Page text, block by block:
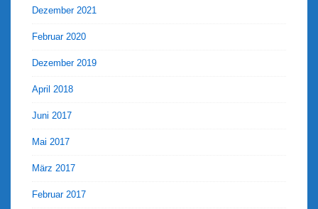
Dezember 2021
Februar 2020
Dezember 2019
April 2018
Juni 2017
Mai 2017
März 2017
Februar 2017